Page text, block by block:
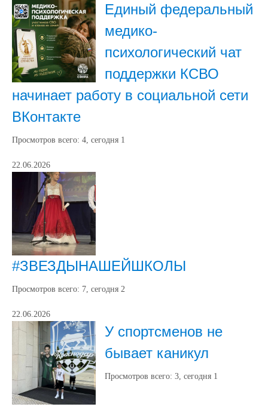
Единый федеральный
медико-
психологический чат
поддержки КСВО
начинает работу в социальной сети
ВКонтакте
Просмотров всего: 4, сегодня 1
22.06.2026
#ЗВЕЗДЫНАШЕЙШКОЛЫ
Просмотров всего: 7, сегодня 2
22.06.2026
У спортсменов не
бывает каникул
Просмотров всего: 3, сегодня 1